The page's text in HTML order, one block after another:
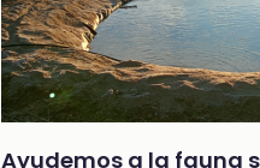
Ayudemos a la fauna